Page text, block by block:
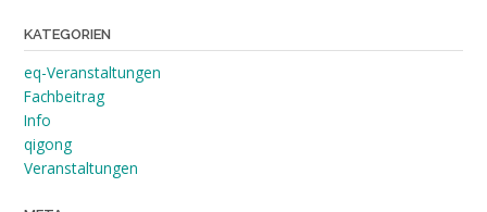
KATEGORIEN
eq-Veranstaltungen
Fachbeitrag
Info
qigong
Veranstaltungen